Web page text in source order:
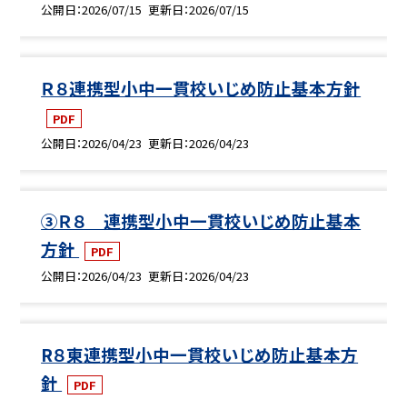
公開日 2026/07/15 更新日 2026/07/15
Ｒ８連携型小中一貫校いじめ防止基本方針
PDF
公開日 2026/04/23 更新日 2026/04/23
③Ｒ８ 連携型小中一貫校いじめ防止基本
方針
PDF
公開日 2026/04/23 更新日 2026/04/23
R８東連携型小中一貫校いじめ防止基本方
針
PDF